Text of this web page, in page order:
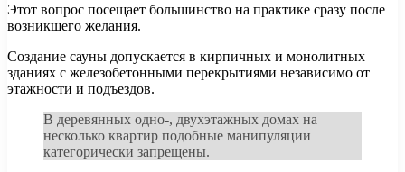
Этот вопрос посещает большинство на практике сразу после
возникшего желания.
Создание сауны допускается в кирпичных и монолитных
зданиях с железобетонными перекрытиями независимо от
этажности и подъездов.
В деревянных одно-, двухэтажных домах на
несколько квартир подобные манипуляции
категорически запрещены.